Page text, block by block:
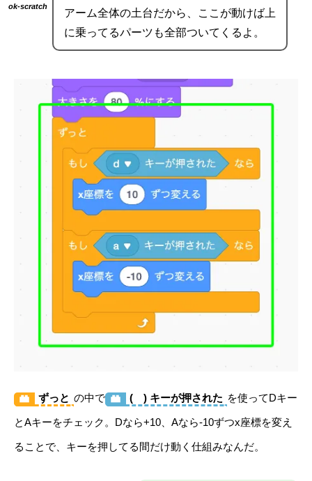
ok-scratch
アーム全体の土台だから、ここが動けば上
に乗ってるパーツも全部ついてくるよ。
ずっと の中で ( ) キーが押された を使ってDキー
とAキーをチェック。Dなら+10、Aなら-10ずつx座標を変え
ることで、キーを押してる間だけ動く仕組みなんだ。